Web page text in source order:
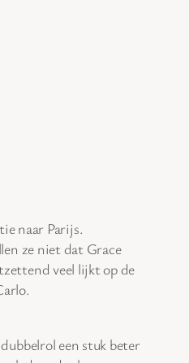
naar Parijs.
ze niet dat Grace
veel lijkt op de
een stuk beter